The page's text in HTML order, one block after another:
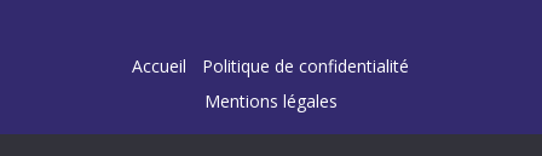
Accueil
Politique de confidentialité
Mentions légales